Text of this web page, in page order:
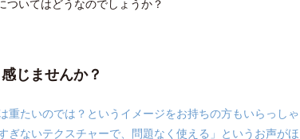
いてはどうなのでしょうか？
じませんか？
重たいのでは？というイメージをお持ちの方もいらっしゃ
ぎないテクスチャーで、問題なく使える」というお声がほ